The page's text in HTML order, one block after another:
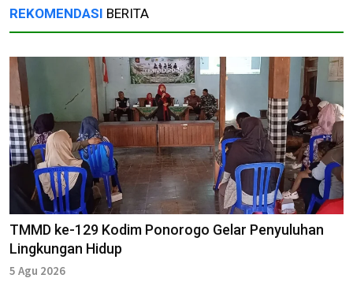
REKOMENDASI BERITA
TMMD ke-129 Kodim Ponorogo Gelar Penyuluhan
Lingkungan Hidup
5 Agu 2026